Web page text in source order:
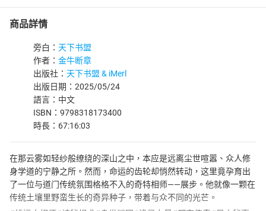
商品詳情
旁白： 天下书盟
作者： 金牛断章
出版社： 天下书盟 & iMerl
出版日期：2025/05/24
語言：中文
ISBN：9798318173400
時長：67:16:03
在那云雾如轻纱般缭绕的深山之中，本应是远离尘世喧嚣、众人修
身学道的宁静之所。然而，命运的齿轮却悄然转动，这里竟孕育出
了一位与道门传统氛围格格不入的奇特相师——展步。他就像一颗在
传统土壤里野蛮生长的奇异种子，带着与众不同的光芒。